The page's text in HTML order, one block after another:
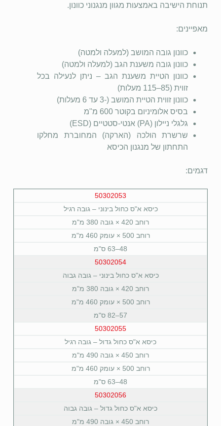
תנוחת הישיבה באמצעות מגוון מנגנוני כוונון.
מאפיינים:
כוונון גובה המושב (למעלה ולמטה)
כוונון גובה משענת הגב (למעלה ולמטה)
כוונון הטיית משענת הגב – ניתן לנעילה בכל
זווית (85–115 מעלות)
כוונון זווית הטיית המושב (-3 עד 6 מעלות)
בסיס אלומיניום בקוטר 600 מ"מ
גלגלי ניילון (PA) אנטי-סטטיים (ESD)
שרשרת הולכה (הארקה) המחוברת מחלקו
התחתון של מנגנון הכיסא
דגמים:
50302053
כיסא א"ס כחול בינוני – גובה רגיל
רוחב 420 × גובה 380 מ"מ
רוחב 500 × עומק 460 מ"מ
48–63 ס"מ
50302054
כיסא א"ס כחול בינוני – גובה גבוה
רוחב 420 × גובה 380 מ"מ
רוחב 500 × עומק 460 מ"מ
57–82 ס"מ
50302055
כיסא א"ס כחול גדול – גובה רגיל
רוחב 450 × גובה 490 מ"מ
רוחב 500 × עומק 460 מ"מ
48–63 ס"מ
50302056
כיסא א"ס כחול גדול – גובה גבוה
רוחב 450 × גובה 490 מ"מ